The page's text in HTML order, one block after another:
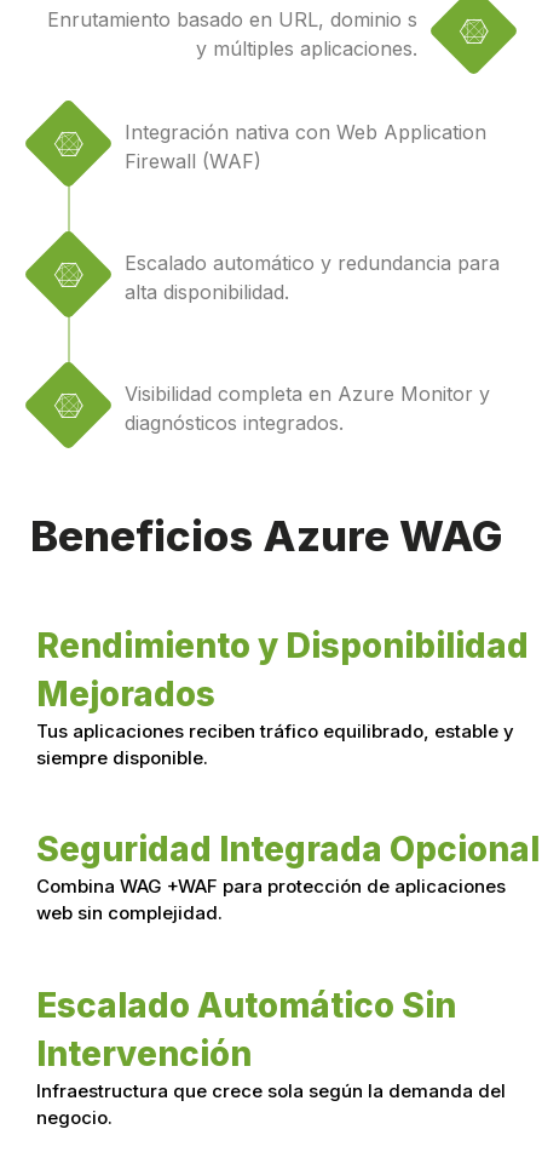
Enrutamiento basado en URL, dominio s
y múltiples aplicaciones.
Integración nativa con Web Application
Firewall (WAF)
Escalado automático y redundancia para
alta disponibilidad.
Visibilidad completa en Azure Monitor y
diagnósticos integrados.
Beneficios Azure WAG
Rendimiento y Disponibilidad
Mejorados
Tus aplicaciones reciben tráfico equilibrado, estable y
siempre disponible.
Seguridad Integrada Opcional
Combina WAG +WAF para protección de aplicaciones
web sin complejidad.
Escalado Automático Sin
Intervención
Infraestructura que crece sola según la demanda del
negocio.